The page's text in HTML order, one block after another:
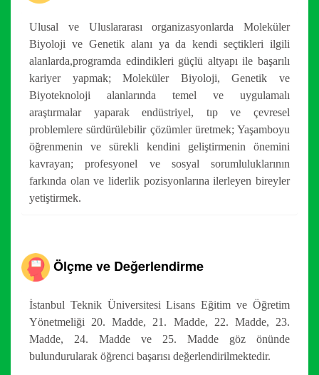
Ulusal ve Uluslararası organizasyonlarda Moleküler
Biyoloji ve Genetik alanı ya da kendi seçtikleri ilgili
alanlarda,programda edindikleri güçlü altyapı ile başarılı
kariyer yapmak; Moleküler Biyoloji, Genetik ve
Biyoteknoloji alanlarında temel ve uygulamalı
araştırmalar yaparak endüstriyel, tıp ve çevresel
problemlere sürdürülebilir çözümler üretmek; Yaşamboyu
öğrenmenin ve sürekli kendini geliştirmenin önemini
kavrayan; profesyonel ve sosyal sorumluluklarının
farkında olan ve liderlik pozisyonlarına ilerleyen bireyler
yetiştirmek.
Ölçme ve Değerlendirme
İstanbul Teknik Üniversitesi Lisans Eğitim ve Öğretim
Yönetmeliği 20. Madde, 21. Madde, 22. Madde, 23.
Madde, 24. Madde ve 25. Madde göz önünde
bulundurularak öğrenci başarısı değerlendirilmektedir.